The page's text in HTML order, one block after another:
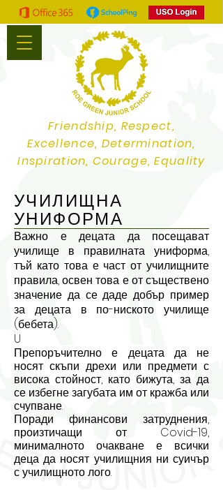
Friendship, Respect,
Excellence, Determination,
Inspiration, Courage, Equality
УЧИЛИЩНА
УНИФОРМА
Важно е децата да посещават
училище в правилната униформа,
тъй като това е част от училищните
правила, освен това е от съществено
значение да се даде добър пример
за децата в по-ниското училище
(бебета).
U
Препоръчително е децата да не
носят скъпи дрехи или предмети с
висока стойност, като бижута, за да
се избегне загубата им от кражба или
счупване.
Поради финансови затруднения,
произтичащи от Covid-19,
минималното очакване е всички
деца да носят училищния ни суичър
с училищното лого.